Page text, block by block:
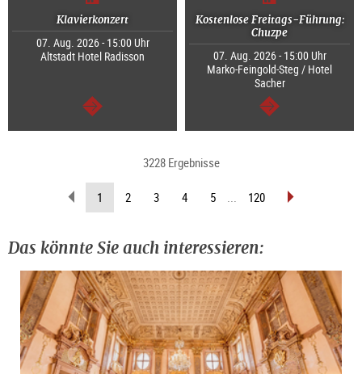
Klavierkonzert
07. Aug. 2026 - 15:00 Uhr
Altstadt Hotel Radisson
weiter
Kostenlose Freitags-Führung:
Chuzpe
07. Aug. 2026 - 15:00 Uhr
Marko-Feingold-Steg / Hotel
Sacher
weiter
3228 Ergebnisse
zurückblättern
1 (aktuelle
Seite)
2 3 4 5 ... 120 vorblättern
Das könnte Sie auch interessieren: